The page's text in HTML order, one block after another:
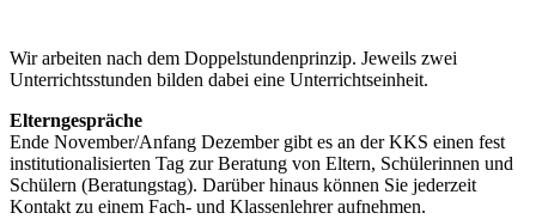
Wir arbeiten nach dem Doppelstundenprinzip. Jeweils zwei
Unterrichtsstunden bilden dabei eine Unterrichtseinheit.
Elterngespräche
Ende November/Anfang Dezember gibt es an der KKS einen fest
institutionalisierten Tag zur Beratung von Eltern, Schülerinnen und
Schülern (Beratungstag). Darüber hinaus können Sie jederzeit
Kontakt zu einem Fach- und Klassenlehrer aufnehmen.